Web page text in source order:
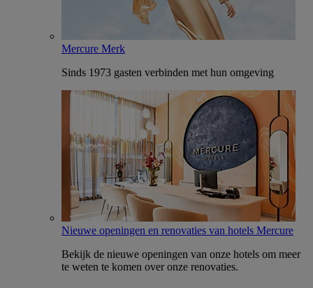
Mercure Merk
Sinds 1973 gasten verbinden met hun omgeving
Nieuwe openingen en renovaties van hotels Mercure
Bekijk de nieuwe openingen van onze hotels om meer
te weten te komen over onze renovaties.